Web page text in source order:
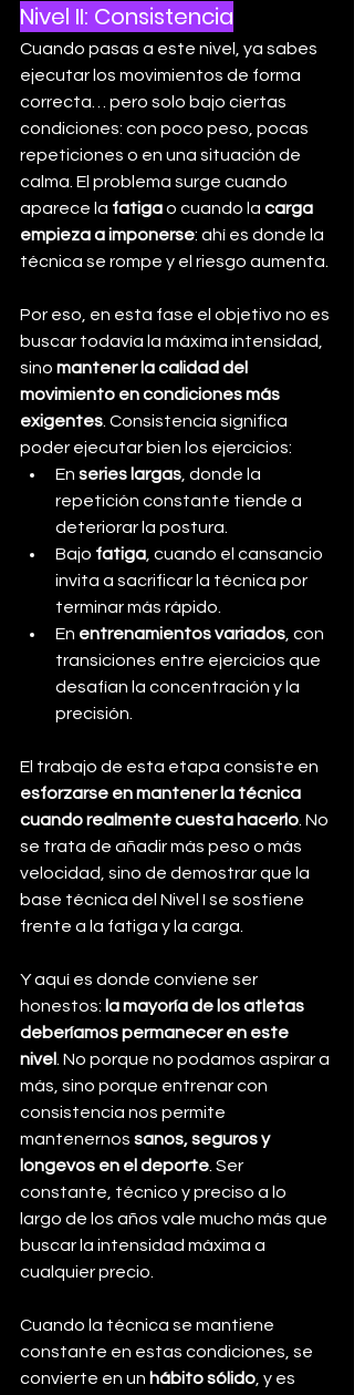
Nivel II: Consistencia
Cuando pasas a este nivel, ya sabes
ejecutar los movimientos de forma
correcta… pero solo bajo ciertas
condiciones: con poco peso, pocas
repeticiones o en una situación de
calma. El problema surge cuando
aparece la fatiga o cuando la carga
empieza a imponerse: ahí es donde la
técnica se rompe y el riesgo aumenta.
Por eso, en esta fase el objetivo no es
buscar todavía la máxima intensidad,
sino mantener la calidad del
movimiento en condiciones más
exigentes . Consistencia significa
poder ejecutar bien los ejercicios:
En series largas , donde la
repetición constante tiende a
deteriorar la postura.
Bajo fatiga , cuando el cansancio
invita a sacrificar la técnica por
terminar más rápido.
En entrenamientos variados , con
transiciones entre ejercicios que
desafían la concentración y la
precisión.
El trabajo de esta etapa consiste en
esforzarse en mantener la técnica
cuando realmente cuesta hacerlo . No
se trata de añadir más peso o más
velocidad, sino de demostrar que la
base técnica del Nivel I se sostiene
frente a la fatiga y la carga.
Y aquí es donde conviene ser
honestos: la mayoría de los atletas
deberíamos permanecer en este
nivel . No porque no podamos aspirar a
más, sino porque entrenar con
consistencia nos permite
mantenernos sanos, seguros y
longevos en el deporte . Ser
constante, técnico y preciso a lo
largo de los años vale mucho más que
buscar la intensidad máxima a
cualquier precio.
Cuando la técnica se mantiene
constante en estas condiciones, se
convierte en un hábito sólido , y es